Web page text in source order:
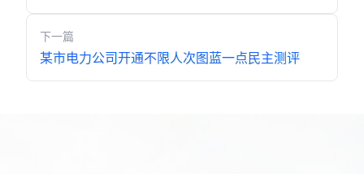
下一篇
某市电力公司开通不限人次图蓝一点民主测评